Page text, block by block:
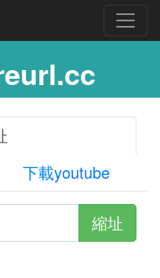
下載youtube
縮址